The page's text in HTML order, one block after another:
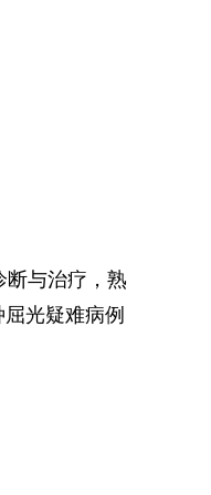
断与治疗，熟
光疑难病例